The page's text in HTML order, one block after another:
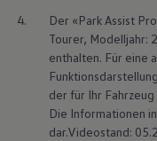
Nächste
4.
Der «Park Assist
Tourer, Modelljahr:
enthalten. Für eine
der für Ihr
Die Informationen
dar.Videostand: